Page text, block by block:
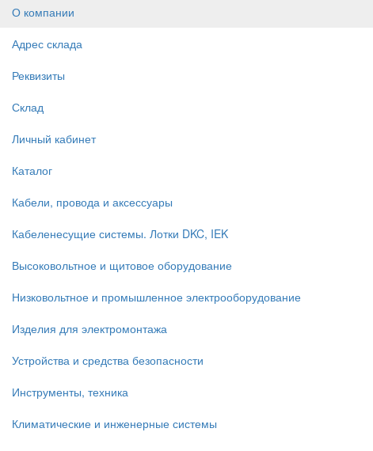
О компании
Адрес склада
Реквизиты
Склад
Личный кабинет
Каталог
Кабели, провода и аксессуары
Кабеленесущие системы. Лотки DKC, IEK
Высоковольтное и щитовое оборудование
Низковольтное и промышленное электрооборудование
Изделия для электромонтажа
Устройства и средства безопасности
Инструменты, техника
Климатические и инженерные системы